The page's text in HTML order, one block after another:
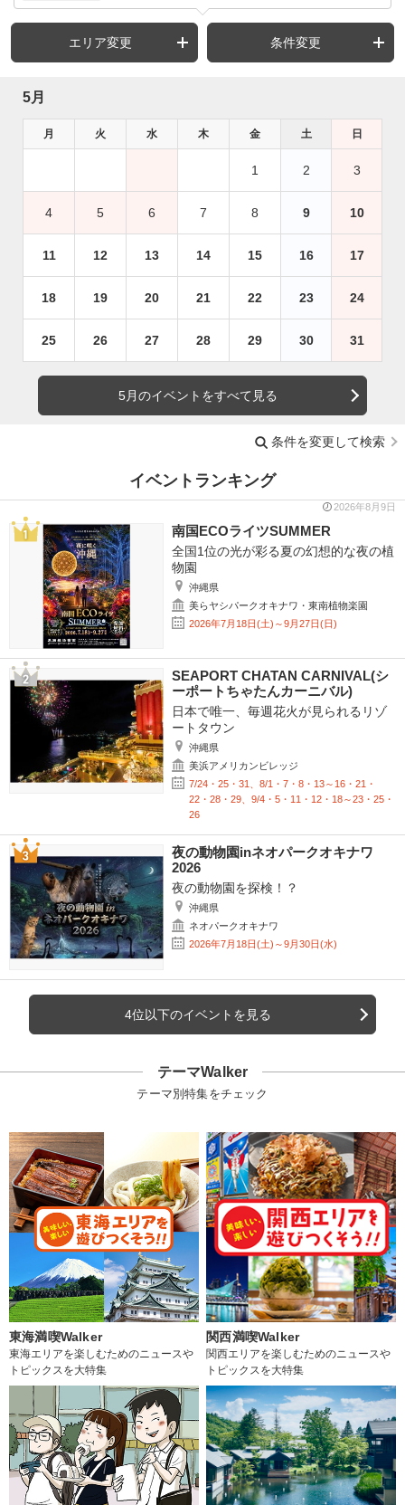
エリア変更 条件変更
5月
月 火 水 木 金 土 日
1 2 3
4 5 6 7 8 9 10
11 12 13 14 15 16 17
18 19 20 21 22 23 24
25 26 27 28 29 30 31
5月のイベントをすべて見る
条件を変更して検索
イベントランキング
2026年8月9日
南国ECOライツSUMMER
全国1位の光が彩る夏の幻想的な夜の植
物園
沖縄県
美らヤシパークオキナワ・東南植物楽園
2026年7月18日(土)～9月27日(日)
SEAPORT CHATAN CARNIVAL(シ
ーポートちゃたんカーニバル)
日本で唯一、毎週花火が見られるリゾ
ートタウン
沖縄県
美浜アメリカンビレッジ
7/24・25・31、8/1・7・8・13～16・21・
22・28・29、9/4・5・11・12・18～23・25・
26
夜の動物園inネオパークオキナワ
2026
夜の動物園を探検！？
沖縄県
ネオパークオキナワ
2026年7月18日(土)～9月30日(水)
4位以下のイベントを見る
テーマWalker
テーマ別特集をチェック
東海満喫Walker
東海エリアを楽しむためのニュースや
トピックスを大特集
関西満喫Walker
関西エリアを楽しむためのニュースや
トピックスを大特集